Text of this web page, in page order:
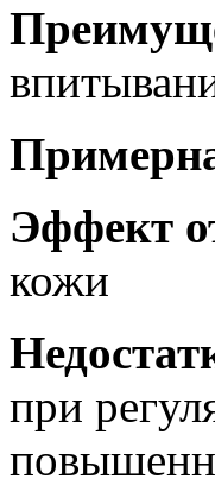
Эффект
кожи
при